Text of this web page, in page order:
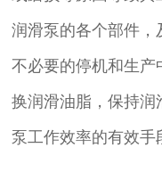
润滑泵的各个部件
不必要的停机和生产
换润滑油脂，保持润
泵工作效率的有效手